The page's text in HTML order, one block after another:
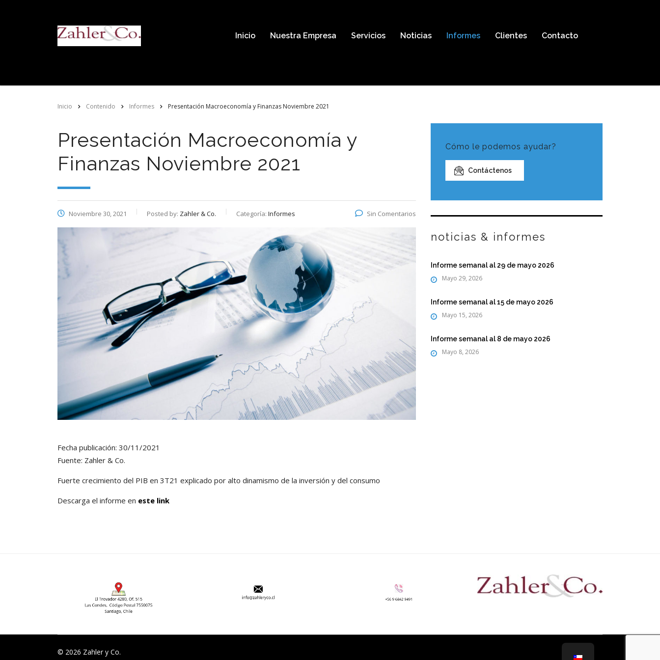
Inicio Nuestra Empresa Servicios Noticias Informes Clientes Contacto
Inicio Contenido Informes Presentación Macroeconomía y Finanzas Noviembre 2021
Presentación Macroeconomía y
Finanzas Noviembre 2021
Noviembre 30, 2021 Posted by: Zahler & Co. Categoría: Informes Sin Comentarios
Fecha publicación: 30/11/2021
Fuente: Zahler & Co.
Fuerte crecimiento del PIB en 3T21 explicado por alto dinamismo de la inversión y del consumo
Descarga el informe en este link
Cómo le podemos ayudar?
Contáctenos
noticias & informes
Informe semanal al 29 de mayo 2026
Mayo 29, 2026
Informe semanal al 15 de mayo 2026
Mayo 15, 2026
Informe semanal al 8 de mayo 2026
Mayo 8, 2026
© 2026 Zahler y Co.